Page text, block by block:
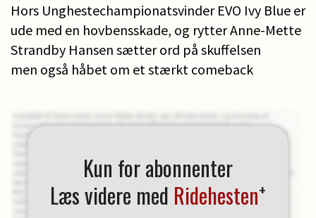
Hors Unghestechampionatsvinder EVO Ivy Blue er
ude med en hovbensskade, og rytter Anne-Mette
Strandby Hansen sætter ord på skuffelsen
men også håbet om et stærkt comeback
Kun for abonnenter
Læs videre med Ridehesten+